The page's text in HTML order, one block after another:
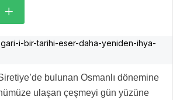
bulunan Osmanlı dönemine
ulaşan çeşmeyi gün yüzüne